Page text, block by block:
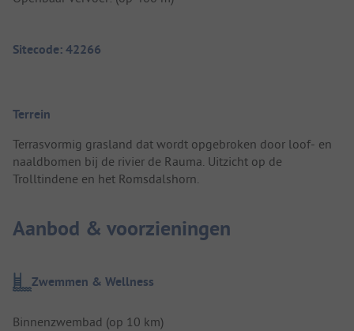
Sitecode: 42266
Terrein
Terrasvormig grasland dat wordt opgebroken door loof- en
naaldbomen bij de rivier de Rauma. Uitzicht op de
Trolltindene en het Romsdalshorn.
Aanbod & voorzieningen
Zwemmen & Wellness
Binnenzwembad (op 10 km)